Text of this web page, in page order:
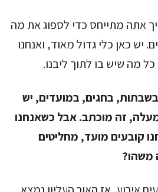
אתה מתייחס כדי לספוג את מה
כאן כלי גדול מאוד, ואנחנו
מה שיש בו לתוך ליבנו.
בחגים, במועדים, יש
זה מוכתב. אבל כשאנחנו
קובעים מועד, מחליטים
משהו?